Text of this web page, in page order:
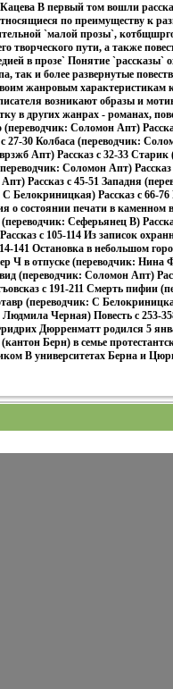
В первый том вошли
по преимуществу к
`малой прозы`,
творческого пути, а также
в прозе` Понятие `рассказы`
так и более развернутые
жанровым характеристикам
возникают образы и
в других жанрах - романах,
Соломон Апт)
27-30 Колбаса (переводчик:
Апт) Рассказ c 32-33
Соломон Апт) Рассказ
Рассказ c 45-51 Западня
Белокриницкая) Рассказ c 66-
о состоянии печати в
Сеферьянец В)
c 105-114 Из записок
141 Остановка в небольшом
Ч в отпуске (переводчик: Нина
(переводчик: Соломон Апт)
c 191-211 Смерть пифии
(переводчик: С
Людмила Черная) Повесть c 253-
Дюрренматт родился 5
Берн) в семье
В университетах Берна и